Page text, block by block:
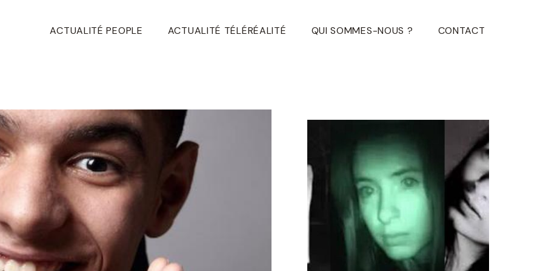
ACTUALITÉ PEOPLE ACTUALITÉ TÉLÉRÉALITÉ QUI SOMMES-NOUS ? CONTACT